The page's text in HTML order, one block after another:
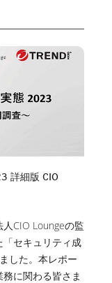
詳細版 CIO
CIO Loungeの監
セキュリティ成
した。本レポー
に関わる皆さま